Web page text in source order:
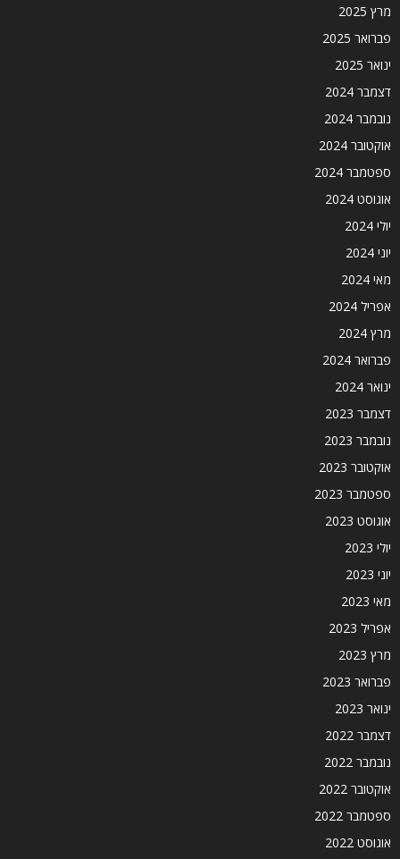
מרץ 2025
פברואר 2025
ינואר 2025
דצמבר 2024
נובמבר 2024
אוקטובר 2024
ספטמבר 2024
אוגוסט 2024
יולי 2024
יוני 2024
מאי 2024
אפריל 2024
מרץ 2024
פברואר 2024
ינואר 2024
דצמבר 2023
נובמבר 2023
אוקטובר 2023
ספטמבר 2023
אוגוסט 2023
יולי 2023
יוני 2023
מאי 2023
אפריל 2023
מרץ 2023
פברואר 2023
ינואר 2023
דצמבר 2022
נובמבר 2022
אוקטובר 2022
ספטמבר 2022
אוגוסט 2022